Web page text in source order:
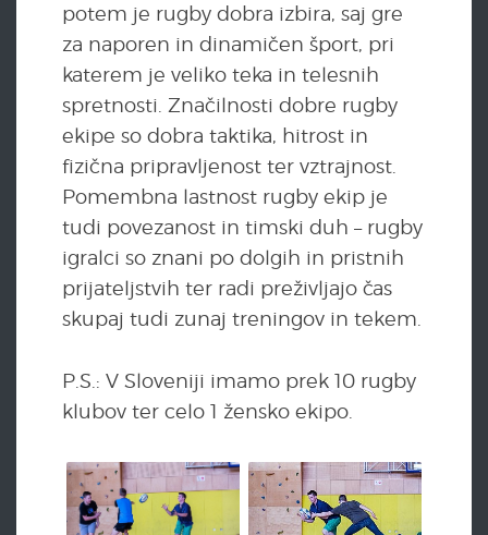
potem je rugby dobra izbira, saj gre
za naporen in dinamičen šport, pri
katerem je veliko teka in telesnih
spretnosti. Značilnosti dobre rugby
ekipe so dobra taktika, hitrost in
fizična pripravljenost ter vztrajnost.
Pomembna lastnost rugby ekip je
tudi povezanost in timski duh – rugby
igralci so znani po dolgih in pristnih
prijateljstvih ter radi preživljajo čas
skupaj tudi zunaj treningov in tekem.
P.S.: V Sloveniji imamo prek 10 rugby
klubov ter celo 1 žensko ekipo.